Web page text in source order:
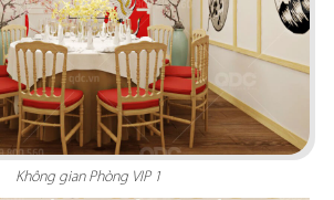
Không gian Phòng VIP 1